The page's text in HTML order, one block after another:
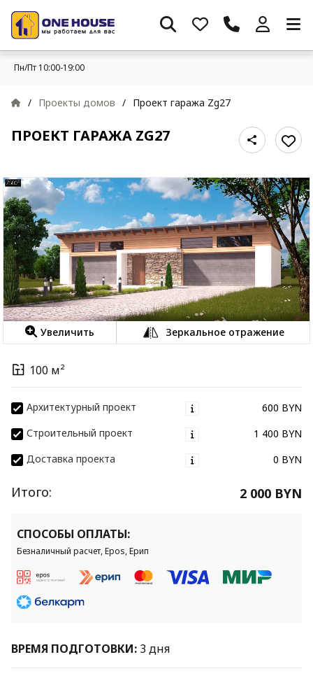
Пн/Пт 10:00-19:00
/ Проекты домов / Проект гаража Zg27
ПРОЕКТ ГАРАЖА ZG27
Увеличить Зеркальное отражение
100 м²
Архитектурный проект
600 BYN
Строительный проект
1 400 BYN
Доставка проекта
0 BYN
Итого: 2 000 BYN
СПОСОБЫ ОПЛАТЫ:
Безналичный расчет, Epos, Ерип
ВРЕМЯ ПОДГОТОВКИ: 3 дня